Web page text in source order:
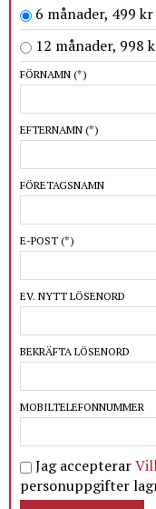
6 månader, 499 kr
12 månader, 998
FÖRNAMN (*)
EFTERNAMN (*)
FÖRETAGSNAMN
E-POST (*)
EV. NYTT LÖSENORD
BEKRÄFTA LÖSENORD
MOBILTELEFONNUMMER
Jag accepterar
personuppgifter